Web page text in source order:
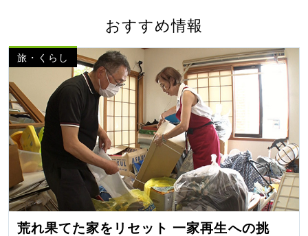
おすすめ情報
旅・くらし
荒れ果てた家をリセット 一家再生への挑